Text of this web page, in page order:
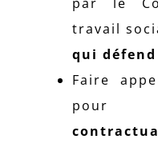
travail
qui
Faire
pour